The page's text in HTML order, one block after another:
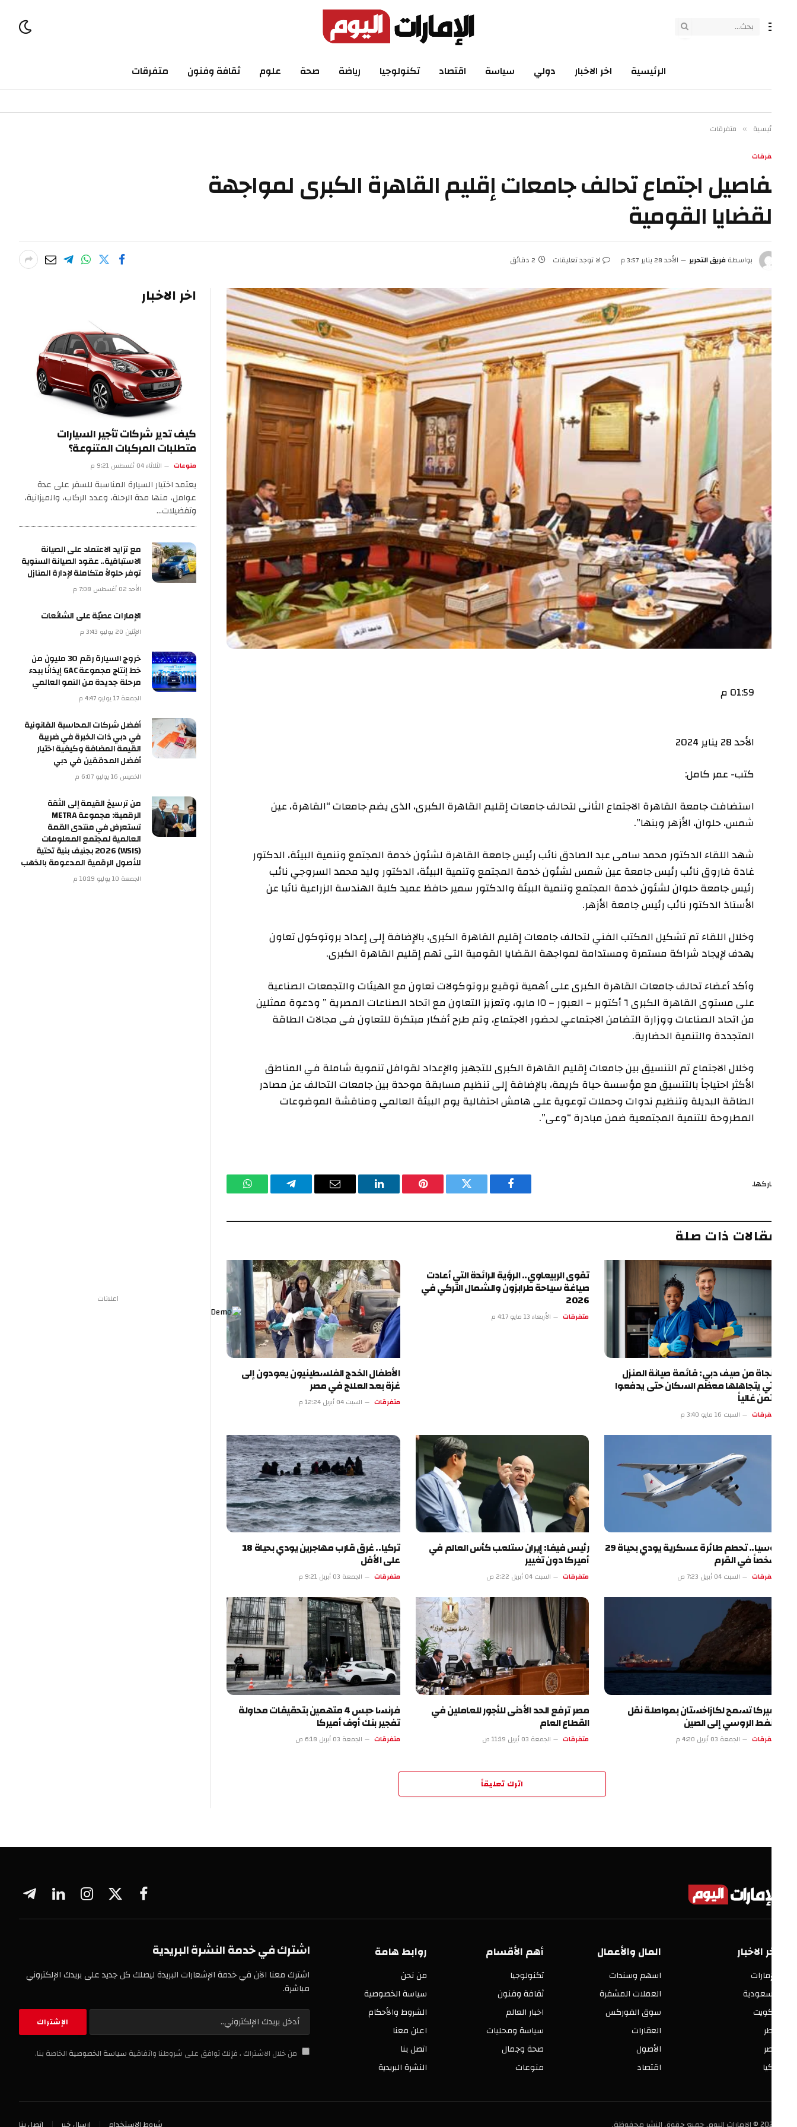
الرئيسية اخر الاخبار دولي سياسة اقتصاد تكنولوجيا رياضة صحة علوم ثقافة وفنون متفرقات
» متفرقات
اجتماع تحالف جامعات إقليم القاهرة الكبرى لمواجهة
القومية
بواسطة فريق التحرير الأحد 28 يناير 3:57 م لا توجد تعليقات 2 دقائق
كتب- عمر كامل:
استضافت جامعة القاهرة الاجتماع الثانى لتحالف جامعات إقليم القاهرة الكبرى، الذى يضم جامعات “القاهرة، عين
شمس، حلوان، الأزهر وبنها”.
شهد اللقاء الدكتور محمد سامى عبد الصادق نائب رئيس جامعة القاهرة لشئون خدمة المجتمع وتنمية البيئة، الدكتور
غادة فاروق نائب رئيس جامعة عين شمس لشئون خدمة المجتمع وتنمية البيئة، الدكتور وليد محمد السروجي نائب
رئيس جامعة حلوان لشئون خدمة المجتمع وتنمية البيئة والدكتور سمير حافظ عميد كلية الهندسة الزراعية نائبا عن
الأستاذ الدكتور نائب رئيس جامعة الأزهر.
وخلال اللقاء تم تشكيل المكتب الفني لتحالف جامعات إقليم القاهرة الكبرى، بالإضافة إلى إعداد بروتوكول تعاون
يهدف لإيجاد شراكة مستمرة ومستدامة لمواجهة القضايا القومية التى تهم إقليم القاهرة الكبرى.
وأكد أعضاء تحالف جامعات القاهرة الكبرى على أهمية توقيع بروتوكولات تعاون مع الهيئات والتجمعات الصناعية
على مستوى القاهرة الكبرى ٦ أكتوبر – العبور – ١٥ مايو، وتعزيز التعاون مع اتحاد الصناعات المصرية ” ودعوة ممثلين
من اتحاد الصناعات ووزارة التضامن الاجتماعي لحضور الاجتماع، وتم طرح أفكار مبتكرة للتعاون فى مجالات الطاقة
المتجددة والتنمية الحضارية.
وخلال الاجتماع تم التنسيق بين جامعات إقليم القاهرة الكبرى للتجهيز والإعداد لقوافل تنموية شاملة في المناطق
الأكثر احتياجاً بالتنسيق مع مؤسسة حياة كريمة، بالإضافة إلى تنظيم مسابقة موحدة بين جامعات التحالف عن مصادر
الطاقة البديلة وتنظيم ندوات وحملات توعوية على هامش احتفالية يوم البيئة العالمي ومناقشة الموضوعات
المطروحة للتنمية المجتمعية ضمن مبادرة “وعى”.
فيسبوكتويتر بينتيريستلينكدإن البريد
تيلقرام واتساب
ذات صلة
من صيف دبي: قائمة صيانة المنزل
يتجاهلها معظم السكان حتى يدفعوا
غالياً
السبت 16 مايو 3:40 م
تقوى الربيعاوي.. الرؤية الرائدة التي أعادت
صياغة سياحة طرابزون والشمال التركي في
الأربعاء 13 مايو 4:17 م
الأطفال الخدج الفلسطينيون يعودون إلى
غزة بعد العلاج في مصر
متفرقات السبت 04 أبريل 12:24 م
روسيا.. تحطم طائرة عسكرية يودي بحياة 29
في القرم
السبت 04 أبريل 7:23 ص
رئيس فيفا: إيران ستلعب كأس العالم في
أميركا دون تغيير
السبت 04 أبريل 2:22 ص
تركيا.. غرق قارب مهاجرين يودي بحياة 18
على الأقل
متفرقات الجمعة 03 أبريل 9:21 م
تسمح لكازاخستان بمواصلة نقل
الروسي إلى الصين
الجمعة 03 أبريل 4:20 م
مصر ترفع الحد الأدنى للأجور للعاملين في
القطاع العام
الجمعة 03 أبريل 11:19 ص
فرنسا حبس 4 متهمين بتحقيقات محاولة
تفجير بنك أوف أميركا
متفرقات الجمعة 03 أبريل 6:18 ص
اترك تعليقاً
اخر الاخبار
كيف تدير شركات تأجير السيارات
متطلبات المركبات المتنوعة؟
الثلاثاء 04 أغسطس 9:21 م
يعتمد اختيار السيارة المناسبة للسفر على عدة
عوامل، منها مدة الرحلة، وعدد الركاب، والميزانية،
وتفضيلات…
مع تزايد الاعتماد على الصيانة
الاستباقية.. عقود الصيانة السنوية
توفر حلولاً متكاملة لإدارة المنازل
الإمارات عصيّة على الشائعات
خروج السيارة رقم 30 مليون من
خط إنتاج مجموعة GAC إيذانًا ببدء
مرحلة جديدة من النمو العالمي
أفضل شركات المحاسبة القانونية
في دبي ذات الخبرة في ضريبة
القيمة المضافة وكيفية اختيار
أفضل المدققين في دبي
من ترسيخ القيمة إلى الثقة
الرقمية: مجموعة METRA
تستعرض في منتدى القمة
العالمية لمجتمع المعلومات
(WSIS) 2026 بجنيف بنية تحتية
للأصول الرقمية المدعومة بالذهب
فيسبوك
X
الانستغراملينكدإن تيلقرام
الاخبار المال والأعمال
اسهم وسندات
العملات المشفرة
سوق الفوركس
العقارات
أهم الأقسام
تكنولوجيا
ثقافة وفنون
اخبار العالم
سياسة ومحليات
صحة وجمال
منوعات
روابط هامة
من نحن
سياسة الخصوصية
الشروط والأحكام
اعلن معنا
اتصل بنا
النشرة البريدية
اشترك في خدمة النشرة البريدية
اشترك معنا الآن في خدمة الإشعارات البريدة ليصلك كل جديد على بريدك الإلكتروني
مباشرة.
من خلال الاشتراك ، فإنك توافق على شروطنا واتفاقيةسياسة الخصوصيةالخاصة بنا.